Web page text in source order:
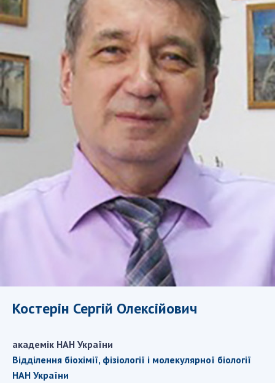
СТРУКТУРА
Президія НАН України
Апарат Президії
Секція фізико-технічних і математичних
Секція хімічних і біологічних наук
Секція суспільних і гуманітарних наук
Установи при Президії
Ради, комітети та комісії
Наукові центри МОН та НАН України
Громадські організації
ДІЯЛЬНІСТЬ
Сесії Загальних зборів НАН України
Річні звіти НАН України
Річні фінансові звіти НАН України
Костерін Сергій Олексійович
академік НАН України
Відділення біохімії, фізіології і молекулярної біології
НАН України